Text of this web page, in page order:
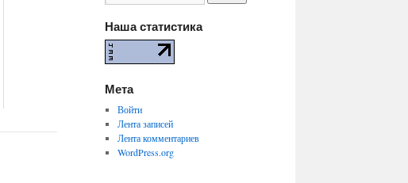
Наша статистика
Мета
Войти
Лента записей
Лента комментариев
WordPress.org